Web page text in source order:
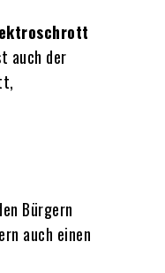
auch der
Bürgern
auch einen